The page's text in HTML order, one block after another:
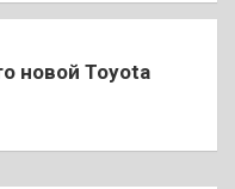
новой Toyota